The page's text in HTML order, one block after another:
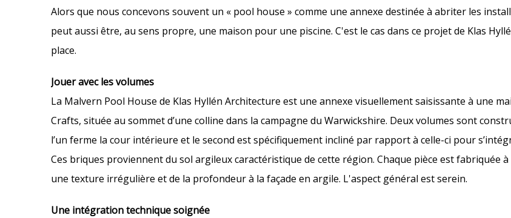
Alors que nous concevons souvent un « pool house » comme une annexe destinée à abriter les
peut aussi être, au sens propre, une maison pour une piscine. C'est le cas dans ce projet de Klas
place.
Jouer avec les volumes
La Malvern Pool House de Klas Hyllén Architecture est une annexe visuellement saisissante à une
Crafts, située au sommet d’une colline dans la campagne du Warwickshire. Deux volumes sont
l’un ferme la cour intérieure et le second est spécifiquement incliné par rapport à celle-ci pour
Ces briques proviennent du sol argileux caractéristique de cette région. Chaque pièce est fabriquée
une texture irrégulière et de la profondeur à la façade en argile. L'aspect général est serein.
Une intégration technique soignée